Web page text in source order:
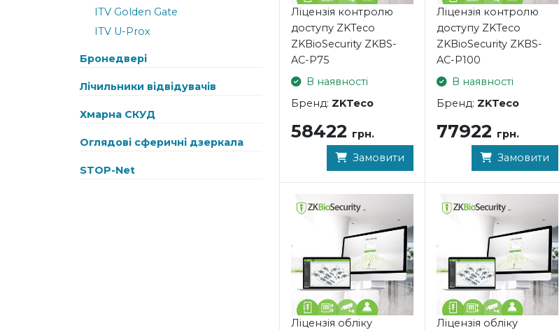
ITV Golden Gate
ITV U-Prox
Бронедвері
Лічильники відвідувачів
Хмарна СКУД
Оглядові сферичні дзеркала
STOP-Net
Ліцензія контролю
доступу ZKTeco
ZKBioSecurity ZKBS-
AC-P75
В наявності
Бренд: ZKTeco
58422 грн.
Замовити
Ліцензія контролю
доступу ZKTeco
ZKBioSecurity ZKBS-
AC-P100
В наявності
Бренд: ZKTeco
77922 грн.
Замовити
Ліцензія обліку
Ліцензія обліку